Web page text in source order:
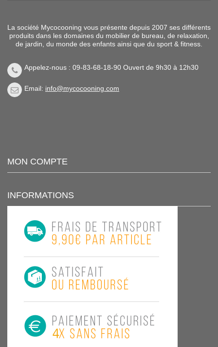
La société Mycocooning vous présente depuis 2007 ses différents
produits dans les domaines du mobilier de bureau, de relaxation,
de jardin, du monde des enfants ainsi que du sport & fitness.
Appelez-nous : 09-83-68-18-90 Ouvert de 9h30 à 12h30
Email: info@mycocooning.com
MON COMPTE
INFORMATIONS